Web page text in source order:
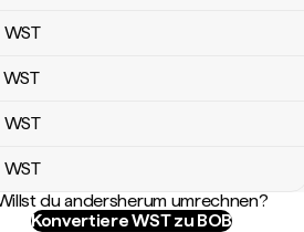
WST
WST
WST
WST
du andersherum umrechnen?
Konvertiere WST zu BOB